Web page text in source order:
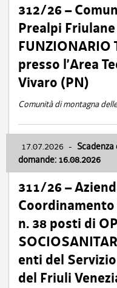
312/26 –
Prealpi
FUNZIONARIO
presso l’Area
Vivaro (PN)
Comunità di montagna
17.07.2026 -
domande: 16.08.2026
311/26 –
Coordinamento
n. 38 posti di
enti del
del Friuli